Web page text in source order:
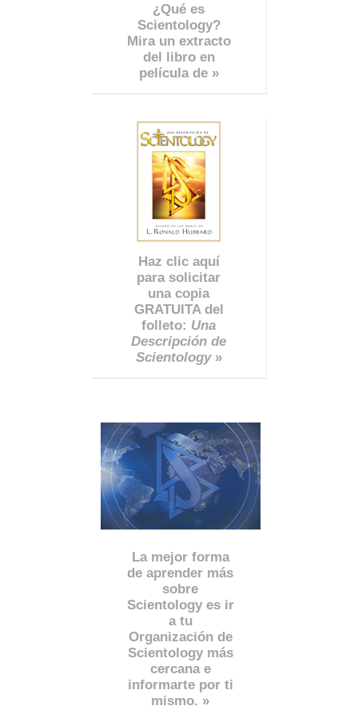
¿Qué es
Scientology?
Mira un extracto
del libro en
película de »
Haz clic aquí
para solicitar
una copia
GRATUITA del
folleto: Una
Descripción de
Scientology»
La mejor forma
de aprender más
sobre
Scientology es ir
a tu
Organización de
Scientology más
cercana e
informarte por ti
mismo. »